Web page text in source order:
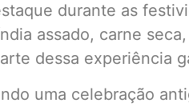
durante as
assado, carne
dessa experiência
uma celebração